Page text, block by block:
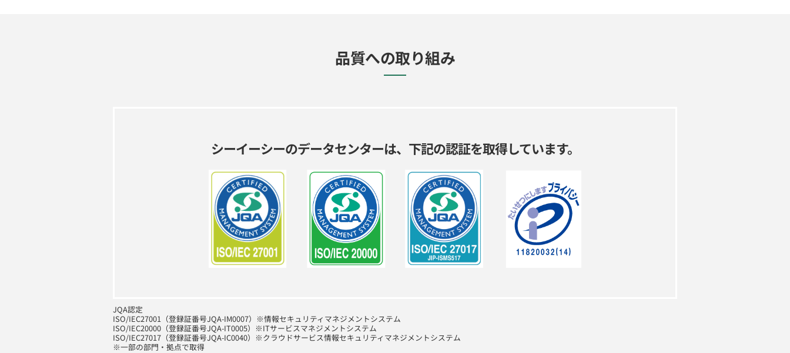
品質への取り組み
シーイーシーのデータセンターは、 下記の認証を取得しています。
JQA認定
ISO/IEC27001（登録証番号JQA-IM0007）※情報セキュリティマネジメントシステム
ISO/IEC20000（登録証番号JQA-IT0005）※ITサービスマネジメントシステム
ISO/IEC27017（登録証番号JQA-IC0040）※クラウドサービス情報セキュリティマネジメントシステム
※一部の部門・拠点で取得